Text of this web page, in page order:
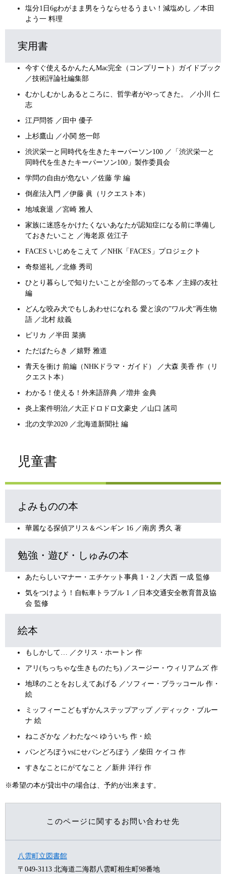
塩分1日6gわがまま男をうならせるうまい！減塩めし ／本田
よう一 料理
実用書
今すぐ使えるかんたんMac完全（コンプリート）ガイドブック
／技術評論社編集部
むかしむかしあるところに、哲学者がやってきた。 ／小川 仁
志
江戸問答 ／田中 優子
上杉鷹山 ／小関 悠一郎
渋沢栄一と同時代を生きたキーパーソン100 ／「渋沢栄一と
同時代を生きたキーパーソン100」製作委員会
学問の自由が危ない ／佐藤 学 編
倒産法入門 ／伊藤 眞（リクエスト本）
地域衰退 ／宮崎 雅人
家族に迷惑をかけたくないあなたが認知症になる前に準備し
ておきたいこと ／海老原 佐江子
FACES いじめをこえて ／NHK「FACES」プロジェクト
奇祭巡礼 ／北條 秀司
ひとり暮らしで知りたいことが全部のってる本 ／主婦の友社
編
どんな咬み犬でもしあわせになれる 愛と涙の”ワル犬”再生物
語 ／北村 紋義
ピリカ ／半田 菜摘
ただばたらき ／嬉野 雅道
青天を衝け 前編（NHKドラマ・ガイド） ／大森 美香 作（リ
クエスト本）
わかる！使える！外来語辞典 ／増井 金典
炎上案件明治／大正ドロドロ文豪史 ／山口 謠司
北の文学2020 ／北海道新聞社 編
児童書
よみものの本
華麗なる探偵アリス＆ペンギン 16 ／南房 秀久 著
勉強・遊び・しゅみの本
あたらしいマナー・エチケット事典 1・2 ／大西 一成 監修
気をつけよう！自転車トラブル 1 ／日本交通安全教育普及協
会 監修
絵本
もしかして… ／クリス・ホートン 作
アリ(ちっちゃな生きものたち) ／スージー・ウィリアムズ 作
地球のことをおしえてあげる ／ソフィー・ブラッコール 作・
絵
ミッフィーこどもずかんステップアップ ／ディック・ブルー
ナ 絵
ねこざかな ／わたなべ ゆういち 作・絵
パンどろぼうvsにせパンどろぼう ／柴田 ケイコ 作
すきなことにがてなこと ／新井 洋行 作
※希望の本が貸出中の場合は、予約が出来ます。
このページに関するお問い合わせ先
八雲町立図書館
〒049-3113 北海道二海郡八雲町相生町98番地